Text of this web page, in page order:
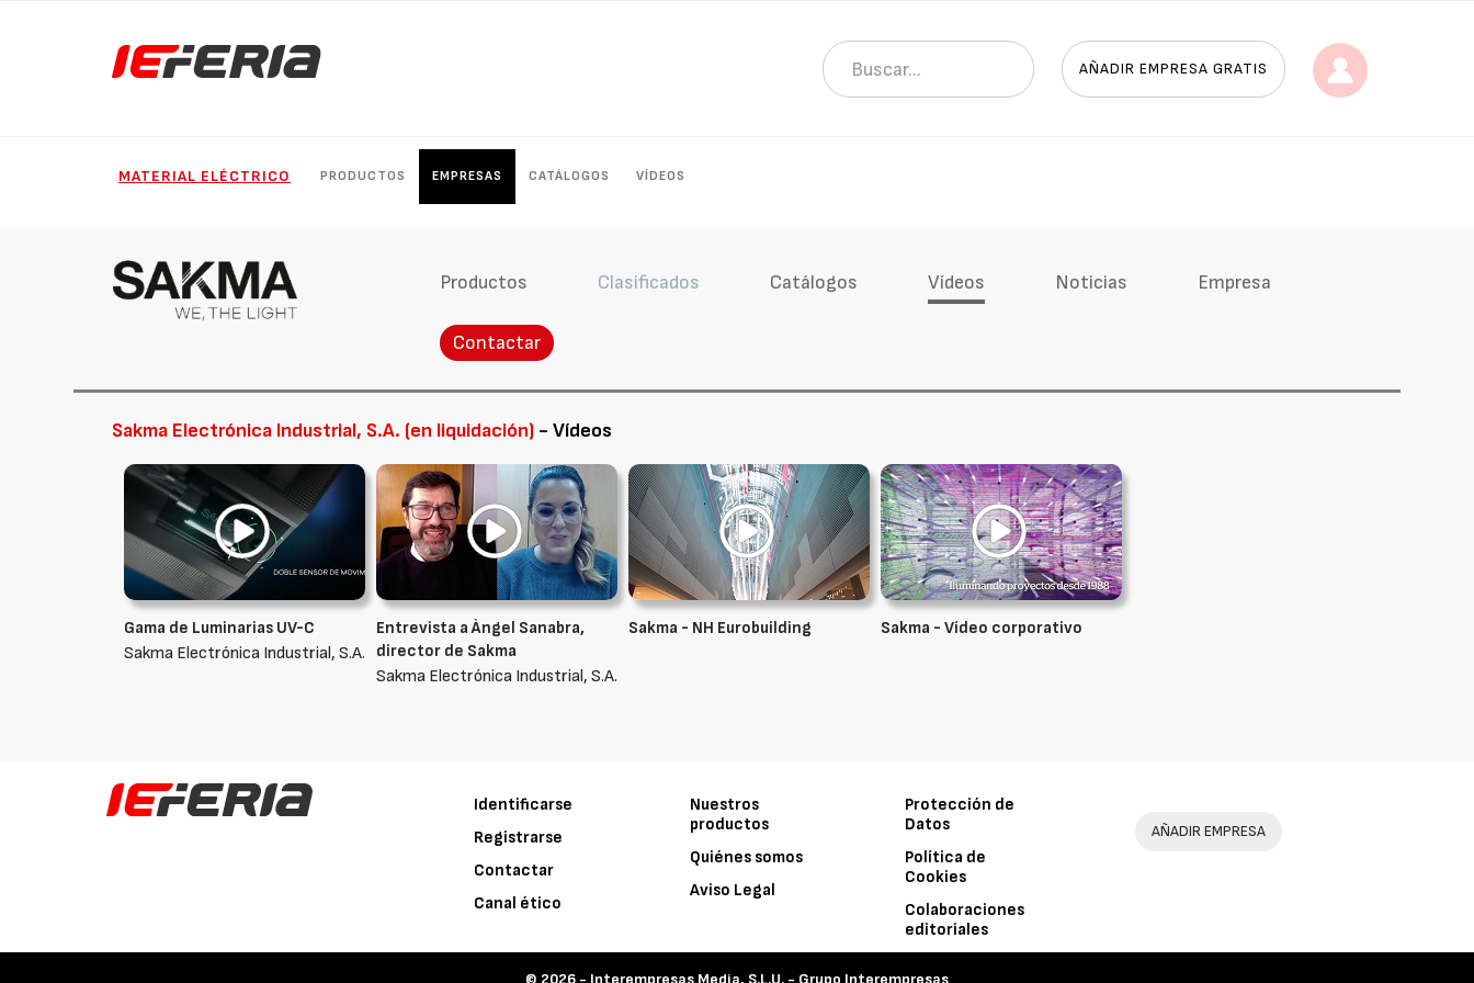
AÑADIR EMPRESA GRATIS
MATERIAL ELÉCTRICO PRODUCTOS EMPRESAS CATÁLOGOS VÍDEOS
Productos Clasificados Catálogos Vídeos Noticias Empresa
Contactar
Sakma Electrónica Industrial, S.A. (en liquidación) - Vídeos
Gama de Luminarias UV-C
Sakma Electrónica Industrial, S.A.
Entrevista a Àngel Sanabra,
director de Sakma
Sakma Electrónica Industrial, S.A.
Sakma - NH Eurobuilding Sakma - Vídeo corporativo
Identificarse
Registrarse
Contactar
Canal ético
Nuestros
productos
Quiénes somos
Aviso Legal
Protección de
Datos
Política de
Cookies
Colaboraciones
editoriales
AÑADIR EMPRESA
© 2026 - Interempresas Media, S.L.U. - Grupo Interempresas